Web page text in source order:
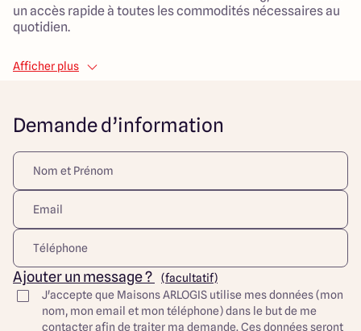
un accès rapide à toutes les commodités nécessaires au
quotidien.
La maison, d'une surface habitable de 90 m², a été pensée
pour allier confort et fonctionnalité. Avec ses 5 pièces,
plaisant et lumineux, où il fait bon se retrouver.
par pompe à chaleur et d'une distribution d'eau chaude
individuelle, garantissant un confort optimal toute
l'année.
Ce projet est conçu dans un style contemporain, offrant
une optimisation de l’espace tant en termes de
circulation que de rangement. Ce bien représente un
excellent rapport qualité-prix pour ceux qui cherchent à
démarrer leur aventure résidentielle sur des bases
solides.
Que vous soyez une jeune famille ou un couple désireux
Afficher plus
Demande d’information
Ajouter un message ?
(facultatif)
J'accepte que Maisons ARLOGIS utilise mes données (mon
nom, mon email et mon téléphone) dans le but de me
contacter afin de traiter ma demande. Ces données seront